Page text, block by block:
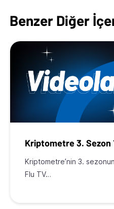
Benzer Diğer
Kriptometre 3. Sezon
Kriptometre’nin 3.
Flu TV…